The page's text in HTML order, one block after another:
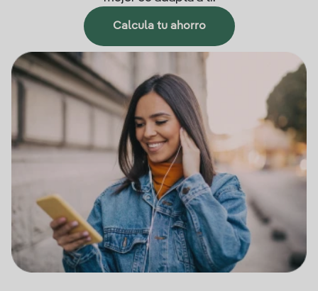
Calcula tu ahorro